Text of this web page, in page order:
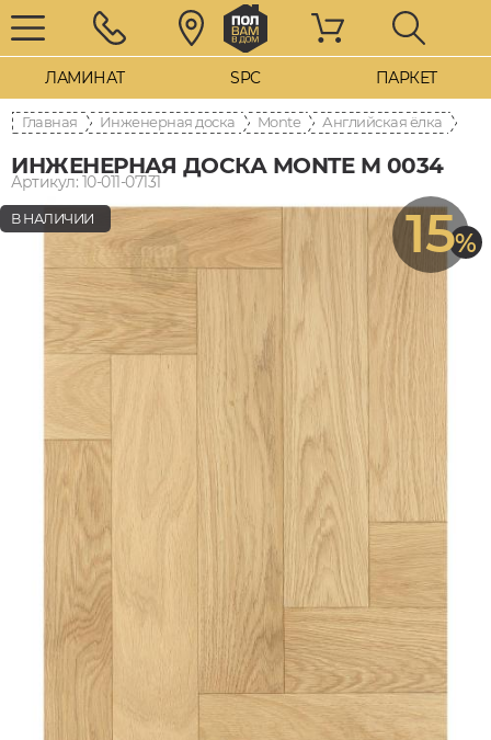
ЛАМИНАТ SPC ПАРКЕТ
Главная Инженерная доска Monte Английская ёлка
ИНЖЕНЕРНАЯ ДОСКА MONTE M 0034
Артикул: 10-011-07131
15%
В НАЛИЧИИ